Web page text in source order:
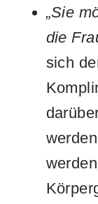
„Sie
die
sich